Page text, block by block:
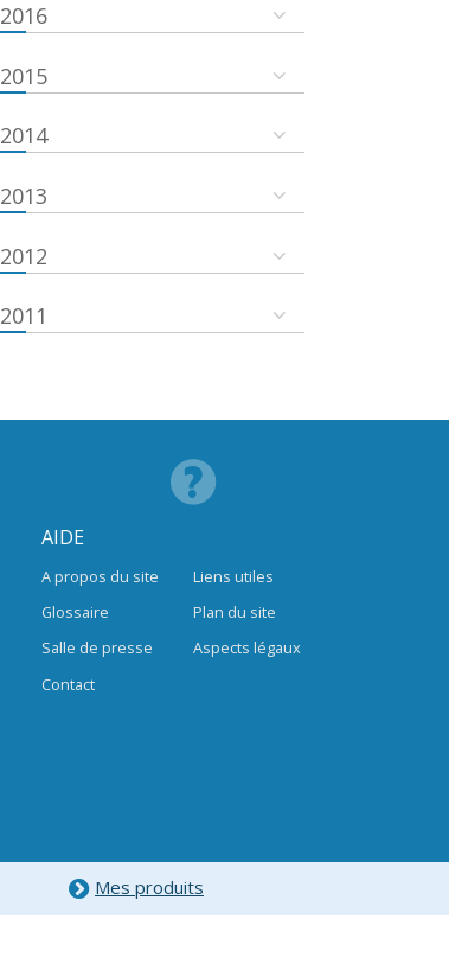
2016
2015
2014
2013
2012
2011
AIDE
A propos du site
Glossaire
Salle de presse
Contact
Liens utiles
Plan du site
Aspects légaux
Mes produits